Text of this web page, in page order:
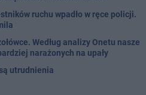
ruchu wpadło w ręce policji.
Według analizy Onetu nasze
narażonych na upały
utrudnienia